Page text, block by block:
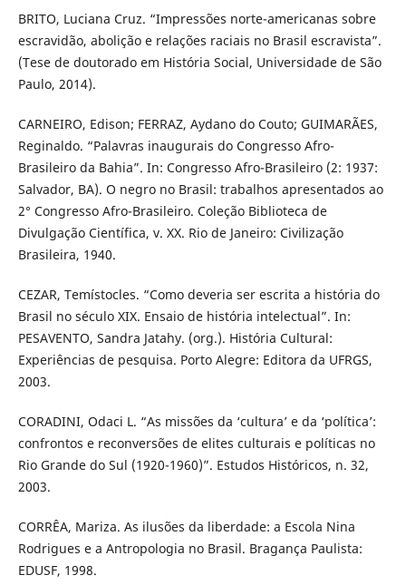
BRITO, Luciana Cruz. “Impressões norte-americanas sobre
escravidão, abolição e relações raciais no Brasil escravista”.
(Tese de doutorado em História Social, Universidade de São
Paulo, 2014).
CARNEIRO, Edison; FERRAZ, Aydano do Couto; GUIMARÃES,
Reginaldo. “Palavras inaugurais do Congresso Afro-
Brasileiro da Bahia”. In: Congresso Afro-Brasileiro (2: 1937:
Salvador, BA). O negro no Brasil: trabalhos apresentados ao
2° Congresso Afro-Brasileiro. Coleção Biblioteca de
Divulgação Científica, v. XX. Rio de Janeiro: Civilização
Brasileira, 1940.
CEZAR, Temístocles. “Como deveria ser escrita a história do
Brasil no século XIX. Ensaio de história intelectual”. In:
PESAVENTO, Sandra Jatahy. (org.). História Cultural:
Experiências de pesquisa. Porto Alegre: Editora da UFRGS,
2003.
CORADINI, Odaci L. “As missões da ‘cultura’ e da ‘política’:
confrontos e reconversões de elites culturais e políticas no
Rio Grande do Sul (1920-1960)”. Estudos Históricos, n. 32,
2003.
CORRÊA, Mariza. As ilusões da liberdade: a Escola Nina
Rodrigues e a Antropologia no Brasil. Bragança Paulista:
EDUSF, 1998.